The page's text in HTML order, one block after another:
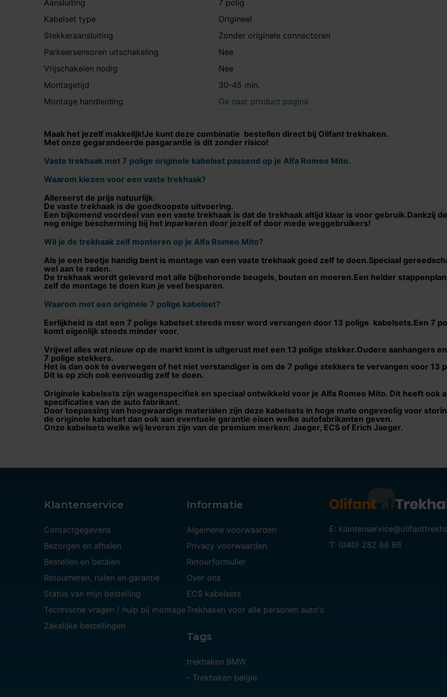
Aansluiting
7 polig
Kabelset type
Origineel
Stekkeraansluiting
Zonder originele connectoren
Parkeersensoren uitschakeling
Nee
Vrijschakelen nodig
Nee
Montagetijd
30-45 min.
Montage handleiding
Ga naar product pagina
Maak het jezelf makkelijk!Je kunt deze combinatie bestellen direct bij Olifant trekhaken.
Met onze gegarandeerde pasgarantie is dit zonder risico!
Vaste trekhaak met 7 polige originele kabelset passend op je Alfa Romeo Mito.
Waarom kiezen voor een vaste trekhaak?
Allereerst de prijs natuurlijk.
De vaste trekhaak is de goedkoopste uitvoering.
Een bijkomend voordeel van een vaste trekhaak is dat de trekhaak altijd klaar is voor gebruik.Dankzij
nog enige bescherming bij het inparkeren door jezelf of door mede weggebruikers!
Wil je de trekhaak zelf monteren op je Alfa Romeo Mito?
Als je een beetje handig bent is montage van een vaste trekhaak goed zelf te doen.Speciaal
wel aan te raden.
De trekhaak wordt geleverd met alle bijbehorende beugels, bouten en moeren.Een helder
zelf de montage te doen kun je veel besparen.
Waarom met een originele 7 polige kabelset?
Eerlijkheid is dat een 7 polige kabelset steeds meer word vervangen door 13 polige kabelsets.Een 7
komt eigenlijk steeds minder voor.
Vrijwel alles wat nieuw op de markt komt is uitgerust met een 13 polige stekker.Oudere aanhangers
7 polige stekkers.
Het is dan ook te overwegen of het niet verstandiger is om de 7 polige stekkers te vervangen voor 13
Dit is op zich ook eenvoudig zelf te doen.
Originele kabelsets zijn wagenspecifiek en speciaal ontwikkeld voor je Alfa Romeo Mito. Dit heeft ook
specificaties van de auto fabrikant.
Door toepassing van hoogwaardige materialen zijn deze kabelsets in hoge mate ongevoelig voor
de originele kabelset dan ook aan eventuele garantie eisen welke autofabrikanten geven.
Onze kabelsets welke wij leveren zijn van de premium merken: Jaeger, ECS of Erich Jaeger.
Klantenservice
Contactgegevens
Bezorgen en afhalen
Bestellen en betalen
Retourneren, ruilen en garantie
Status van mijn bestelling
Technische vragen / hulp bij montage
Zakelijke bestellingen
Informatie
Algemene voorwaarden
Privacy voorwaarden
Retourformulier
Over ons
ECS kabelsets
Trekhaken voor alle personen auto's
Tags
trekhaken BMW
- Trekhaken belgie
E:
T: (040) 282 66 86